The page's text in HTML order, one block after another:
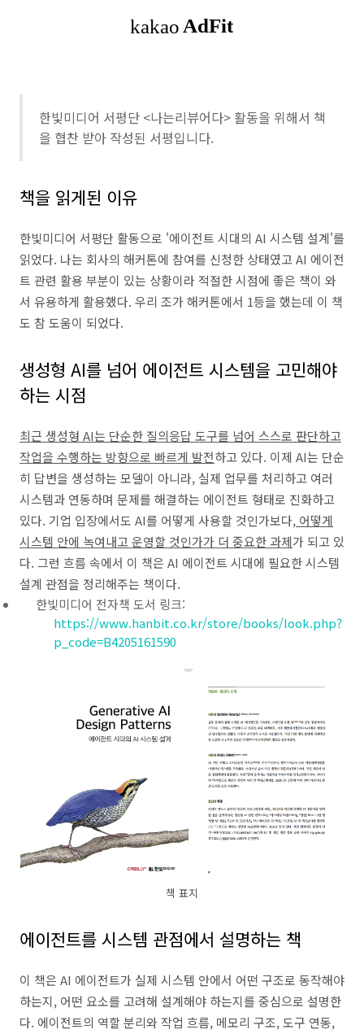
한빛미디어 서평단 <나는리뷰어다> 활동을 위해서 책
을 협찬 받아 작성된 서평입니다.
책을 읽게된 이유
한빛미디어 서평단 활동으로 '에이전트 시대의 AI 시스템 설계'를
읽었다. 나는 회사의 해커톤에 참여를 신청한 상태였고 AI 에이전
트 관련 활용 부분이 있는 상황이라 적절한 시점에 좋은 책이 와
서 유용하게 활용했다. 우리 조가 해커톤에서 1등을 했는데 이 책
도 참 도움이 되었다.
생성형 AI를 넘어 에이전트 시스템을 고민해야
하는 시점
최근 생성형 AI는 단순한 질의응답 도구를 넘어 스스로 판단하고
작업을 수행하는 방향으로 빠르게 발전하고 있다. 이제 AI는 단순
히 답변을 생성하는 모델이 아니라, 실제 업무를 처리하고 여러
시스템과 연동하며 문제를 해결하는 에이전트 형태로 진화하고
있다. 기업 입장에서도 AI를 어떻게 사용할 것인가보다, 어떻게
시스템 안에 녹여내고 운영할 것인가가 더 중요한 과제가 되고 있
다. 그런 흐름 속에서 이 책은 AI 에이전트 시대에 필요한 시스템
설계 관점을 정리해주는 책이다.
한빛미디어 전자책 도서 링크:
https://www.hanbit.co.kr/store/books/look.php?
p_code=B4205161590
책 표지
에이전트를 시스템 관점에서 설명하는 책
이 책은 AI 에이전트가 실제 시스템 안에서 어떤 구조로 동작해야
하는지, 어떤 요소를 고려해 설계해야 하는지를 중심으로 설명한
다. 에이전트의 역할 분리와 작업 흐름, 메모리 구조, 도구 연동,